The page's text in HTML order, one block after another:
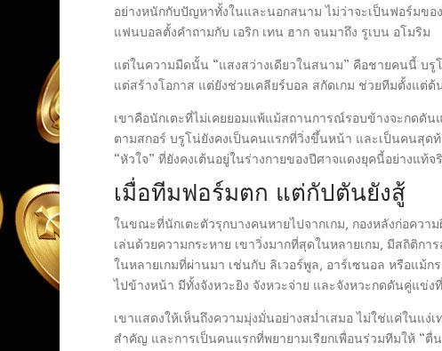
อย่างหนักกับปัญหาทั้งในและนอกสนาม ไม่ว่าจะเป็นฟอร์มข
แฟนบอลตั้งคำถามกับ เอริก เทน ฮาก จนมาถึง รูเบน อโมริม
แต่ในความมืดนั้น “แสงสว่างเดียวในสนาม” คือชายคนนี้ บรู
แต่สร้างโอกาส แต่ยังช่วยเคลียร์บอล สกัดเกม ช่วยทีมตั้งแต่
เขาคือนักเตะที่ไม่เคยยอมแพ้แม้สถานการณ์รอบข้างจะกดดั
ตามสกอร์ บรูโน่ยังคงเป็นคนแรกที่วิ่งขึ้นหน้า และเป็นคนสุด
“หัวใจ” ที่ยังคงเต้นอยู่ในร่างกายของปีศาจแดงยุคนี้อย่างแท้จ
เมื่อทีมฟอร์มตก แต่กัปตันยังสู้
ในขณะที่นักเตะตัวรุกบางคนหายไปจากเกม, กองหลังก่อคว
เล่นด้วยความกระหาย เขาวิ่งมากที่สุดในหลายเกม, มีสถิติก
ในหลายเกมที่ผ่านมา เช่นกับ ลิเวอร์พูล, อาร์เซนอล หรือแม้ก
ไปข้างหน้า มีทั้งจังหวะยิง จังหวะจ่าย และจังหวะกดดันคู่แข่
เขาแสดงให้เห็นถึงความมุ่งมั่นอย่างสม่ำเสมอ ไม่ใช่แค่ในแ
สำคัญ และการเป็นคนแรกที่พยายามเรียกเพื่อนร่วมทีมให้ “ตื่